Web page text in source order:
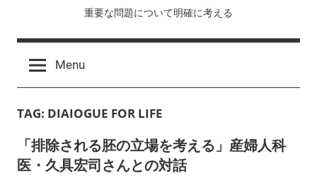
重要な問題について明確に考える
Menu
TAG: DIAIOGUE FOR LIFE
「排除される胚の立場を考える」産婦人科
医・久具宏司さんとの対話